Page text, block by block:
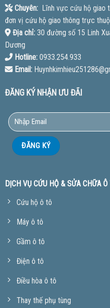
Chuyên:Lĩnh vực cứu hộ giao
đơn vị cứu hộ giao thông trực
Địa chỉ:30 đường số 15 Linh
Dương
Hotline:0933.254.933
Email:
ĐĂNG KÝ NHẬN ƯU ĐÃI
DỊCH VỤ CỨU HỘ & SỬA CHỮA Ô
Cứu hộ ô tô
Máy ô tô
Gầm ô tô
Điện ô tô
Điều hòa ô tô
Thay thế phụ tùng